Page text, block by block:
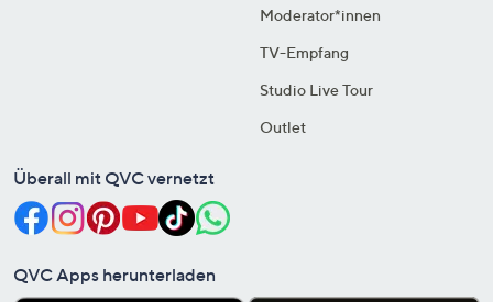
Moderator*innen
TV-Empfang
Studio Live Tour
Outlet
Überall mit QVC vernetzt
QVC Apps herunterladen